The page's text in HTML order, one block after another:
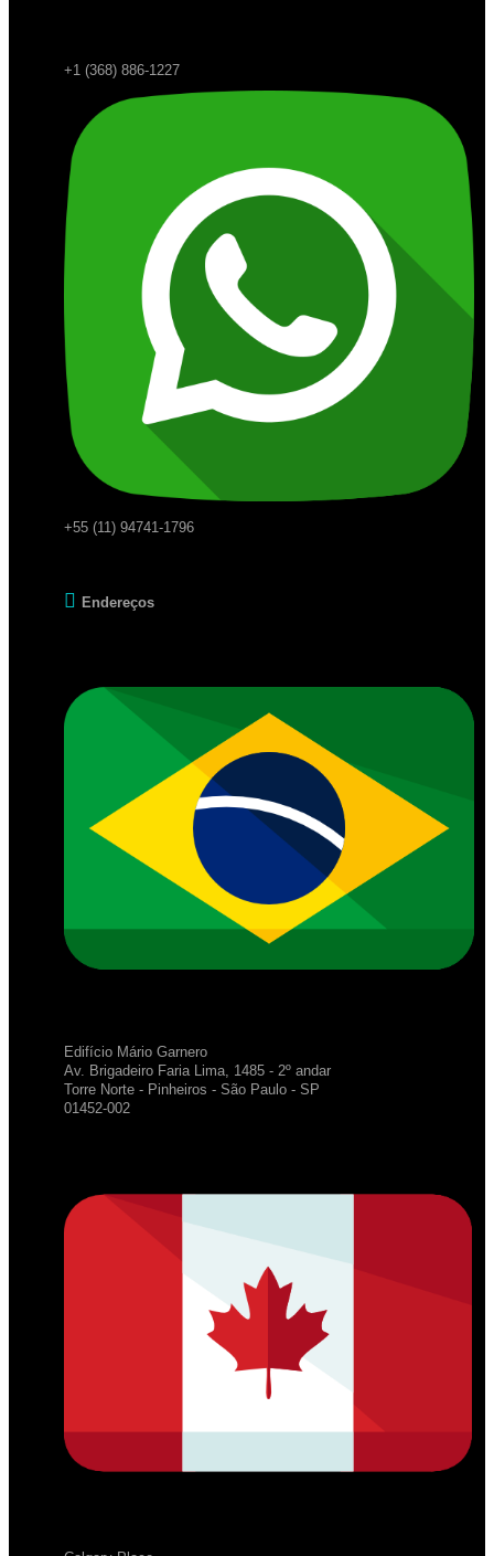
+1 (368) 886-1227
+55 (11) 94741-1796
Endereços
Edifício Mário Garnero
Av. Brigadeiro Faria Lima, 1485 - 2º andar
Torre Norte - Pinheiros - São Paulo - SP
01452-002